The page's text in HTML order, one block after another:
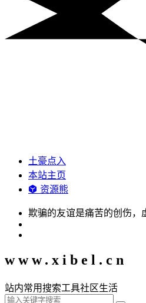
土豪点入
本站主页
资源熊
欺骗的友谊是痛苦的创伤，
www.xibel.cn
站内常用搜索工具社区生活